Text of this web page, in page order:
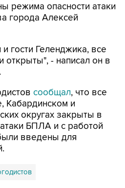
режима опасности атаки
города Алексей
гости Геленджика, все
открыты", - написал он в
сообщал, что все
Кабардинском и
округах закрыты в
БПЛА и с работой
введены для